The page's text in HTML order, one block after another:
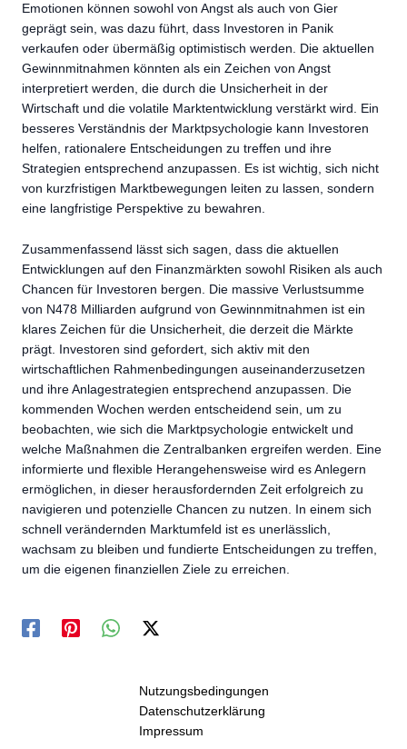
Emotionen können sowohl von Angst als auch von Gier
geprägt sein, was dazu führt, dass Investoren in Panik
verkaufen oder übermäßig optimistisch werden. Die aktuellen
Gewinnmitnahmen könnten als ein Zeichen von Angst
interpretiert werden, die durch die Unsicherheit in der
Wirtschaft und die volatile Marktentwicklung verstärkt wird. Ein
besseres Verständnis der Marktpsychologie kann Investoren
helfen, rationalere Entscheidungen zu treffen und ihre
Strategien entsprechend anzupassen. Es ist wichtig, sich nicht
von kurzfristigen Marktbewegungen leiten zu lassen, sondern
eine langfristige Perspektive zu bewahren.
Zusammenfassend lässt sich sagen, dass die aktuellen
Entwicklungen auf den Finanzmärkten sowohl Risiken als auch
Chancen für Investoren bergen. Die massive Verlustsumme
von N478 Milliarden aufgrund von Gewinnmitnahmen ist ein
klares Zeichen für die Unsicherheit, die derzeit die Märkte
prägt. Investoren sind gefordert, sich aktiv mit den
wirtschaftlichen Rahmenbedingungen auseinanderzusetzen
und ihre Anlagestrategien entsprechend anzupassen. Die
kommenden Wochen werden entscheidend sein, um zu
beobachten, wie sich die Marktpsychologie entwickelt und
welche Maßnahmen die Zentralbanken ergreifen werden. Eine
informierte und flexible Herangehensweise wird es Anlegern
ermöglichen, in dieser herausfordernden Zeit erfolgreich zu
navigieren und potenzielle Chancen zu nutzen. In einem sich
schnell verändernden Marktumfeld ist es unerlässlich,
wachsam zu bleiben und fundierte Entscheidungen zu treffen,
um die eigenen finanziellen Ziele zu erreichen.
Nutzungsbedingungen
Datenschutzerklärung
Impressum